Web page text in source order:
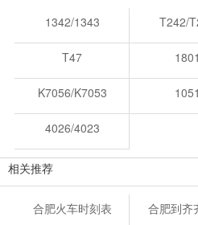
1342/1343 T242/
T47 1801
K7056/K7053 1051
4026/4023
相关推荐
合肥火车时刻表 合肥到齐